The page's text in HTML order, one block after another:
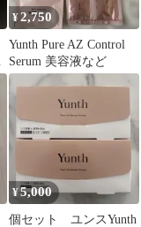
¥2,750
Yunth Pure AZ Control
Serum 美容液など
¥5,000
個セット ユンスYunth